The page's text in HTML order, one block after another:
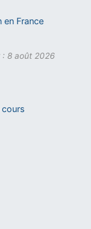
en France
: 8 août 2026